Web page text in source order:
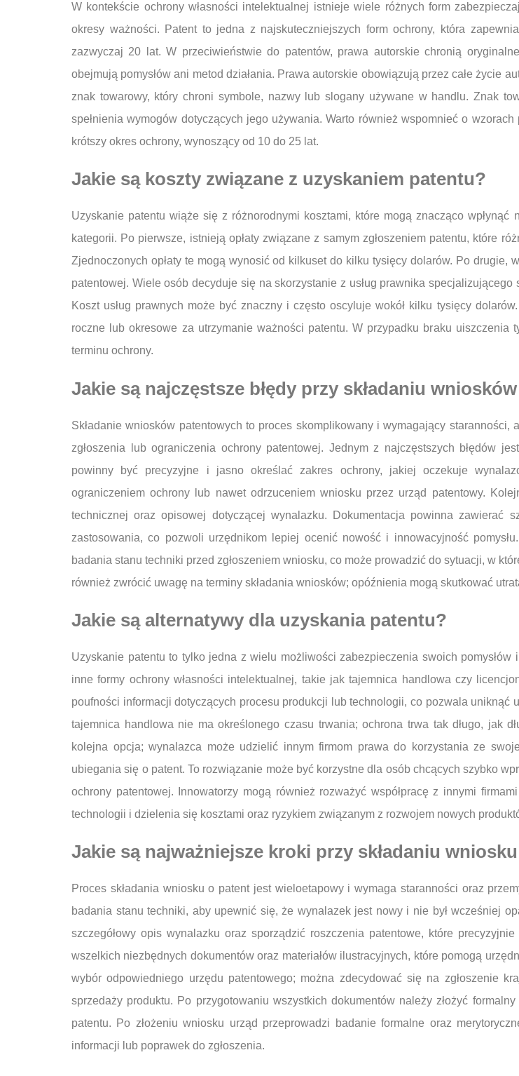
W kontekście ochrony własności intelektualnej istnieje wiele różnych form
okresy ważności. Patent to jedna z najskuteczniejszych form ochrony, która
zazwyczaj 20 lat. W przeciwieństwie do patentów, prawa autorskie chronią
obejmują pomysłów ani metod działania. Prawa autorskie obowiązują przez całe życie
znak towarowy, który chroni symbole, nazwy lub slogany używane w handlu. Znak
spełnienia wymogów dotyczących jego używania. Warto również wspomnieć o
krótszy okres ochrony, wynoszący od 10 do 25 lat.
Jakie są koszty związane z uzyskaniem patentu?
Uzyskanie patentu wiąże się z różnorodnymi kosztami, które mogą znacząco
kategorii. Po pierwsze, istnieją opłaty związane z samym zgłoszeniem patentu, które
Zjednoczonych opłaty te mogą wynosić od kilkuset do kilku tysięcy dolarów. Po drugie,
patentowej. Wiele osób decyduje się na skorzystanie z usług prawnika
Koszt usług prawnych może być znaczny i często oscyluje wokół kilku tysięcy
roczne lub okresowe za utrzymanie ważności patentu. W przypadku braku uiszczenia
terminu ochrony.
Jakie są najczęstsze błędy przy składaniu
Składanie wniosków patentowych to proces skomplikowany i wymagający staranności,
zgłoszenia lub ograniczenia ochrony patentowej. Jednym z najczęstszych błędów
powinny być precyzyjne i jasno określać zakres ochrony, jakiej oczekuje
ograniczeniem ochrony lub nawet odrzuceniem wniosku przez urząd patentowy.
technicznej oraz opisowej dotyczącej wynalazku. Dokumentacja powinna zawierać
zastosowania, co pozwoli urzędnikom lepiej ocenić nowość i innowacyjność
badania stanu techniki przed zgłoszeniem wniosku, co może prowadzić do sytuacji, w
również zwrócić uwagę na terminy składania wniosków; opóźnienia mogą skutkować
Jakie są alternatywy dla uzyskania patentu?
Uzyskanie patentu to tylko jedna z wielu możliwości zabezpieczenia swoich
inne formy ochrony własności intelektualnej, takie jak tajemnica handlowa czy
poufności informacji dotyczących procesu produkcji lub technologii, co pozwala uniknąć
tajemnica handlowa nie ma określonego czasu trwania; ochrona trwa tak długo, jak
kolejna opcja; wynalazca może udzielić innym firmom prawa do korzystania ze
ubiegania się o patent. To rozwiązanie może być korzystne dla osób chcących szybko
ochrony patentowej. Innowatorzy mogą również rozważyć współpracę z innymi
technologii i dzielenia się kosztami oraz ryzykiem związanym z rozwojem nowych
Jakie są najważniejsze kroki przy składaniu
Proces składania wniosku o patent jest wieloetapowy i wymaga staranności oraz
badania stanu techniki, aby upewnić się, że wynalazek jest nowy i nie był wcześniej
szczegółowy opis wynalazku oraz sporządzić roszczenia patentowe, które
wszelkich niezbędnych dokumentów oraz materiałów ilustracyjnych, które pomogą
wybór odpowiedniego urzędu patentowego; można zdecydować się na zgłoszenie
sprzedaży produktu. Po przygotowaniu wszystkich dokumentów należy złożyć
patentu. Po złożeniu wniosku urząd przeprowadzi badanie formalne oraz
informacji lub poprawek do zgłoszenia.